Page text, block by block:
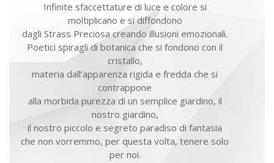
Infinite sfaccettature di luce e colore si
moltiplicano e si diffondono
dagli Strass Preciosa creando illusioni emozionali.
Poetici spiragli di botanica che si fondono con il
cristallo,
materia dall’apparenza rigida e fredda che si
contrappone
alla morbida purezza di un semplice giardino, il
nostro giardino,
il nostro piccolo e segreto paradiso di fantasia
che non vorremmo, per questa volta, tenere solo
per noi.